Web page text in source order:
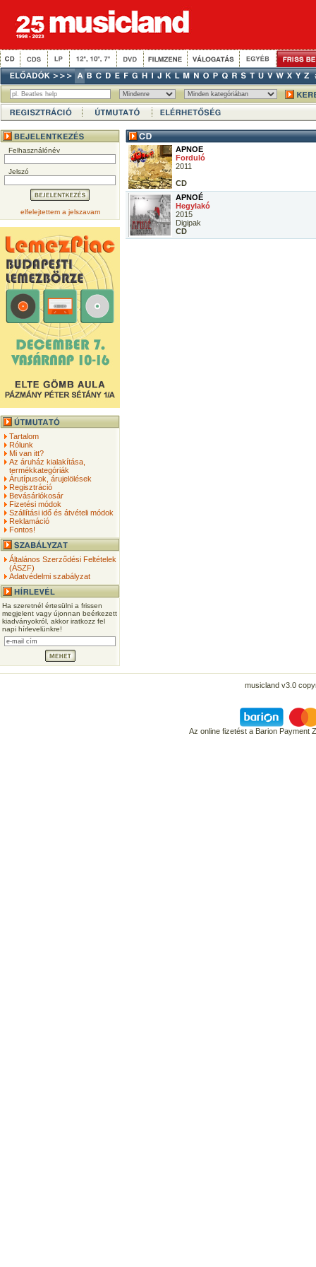
Felhasználónév
Jelszó
elfelejtettem a jelszavam
Tartalom
Rólunk
Mi van itt?
Az áruház kialakítása,
termékkategóriák
Árutípusok, árujelölések
Regisztráció
Bevásárlókosár
Fizetési módok
Szállítási idő és átvételi módok
Reklamáció
Fontos!
Általános Szerződési Feltételek
(ÁSZF)
Adatvédelmi szabályzat
Ha szeretnél értesülni a frissen
megjelent vagy újonnan beérkezett
kiadványokról, akkor iratkozz fel
napi hírlevelünkre!
APNOE
Forduló
2011
CD
APNOÉ
Hegylakó
2015
Digipak
CD
musicland v3.0
Az online fizetést a Barion Payment